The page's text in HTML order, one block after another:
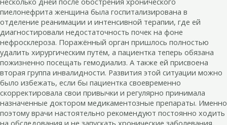
пиелонефрита женщина была госпитализирована в
отделение реанимации и интенсивной терапии, где ей
диагностировали недостаточность почек на фоне
нефросклероза. Поражённый орган пришлось полностью
удалить хирургическим путём, а пациентка теперь обязана
пожизненно посещать гемодиализ. А также ей присвоена
вторая группа инвалидности. Развития этой ситуации можно
было избежать, если бы пациентка своевременно
скорректировала свои привычки и регулярно принимала
назначенные доктором медикаментозные препараты. Именно
поэтому врачи настоятельно рекомендуют постоянно ходить
на обследования и не запускать хронические заболевания.